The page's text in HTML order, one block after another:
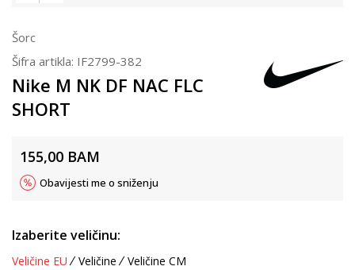
Šorc
Šifra artikla: IF2799-382
Nike M NK DF NAC FLC
SHORT
155,00 BAM
Obavijesti me o sniženju
Izaberite veličinu:
Veličine EU Veličine Veličine CM